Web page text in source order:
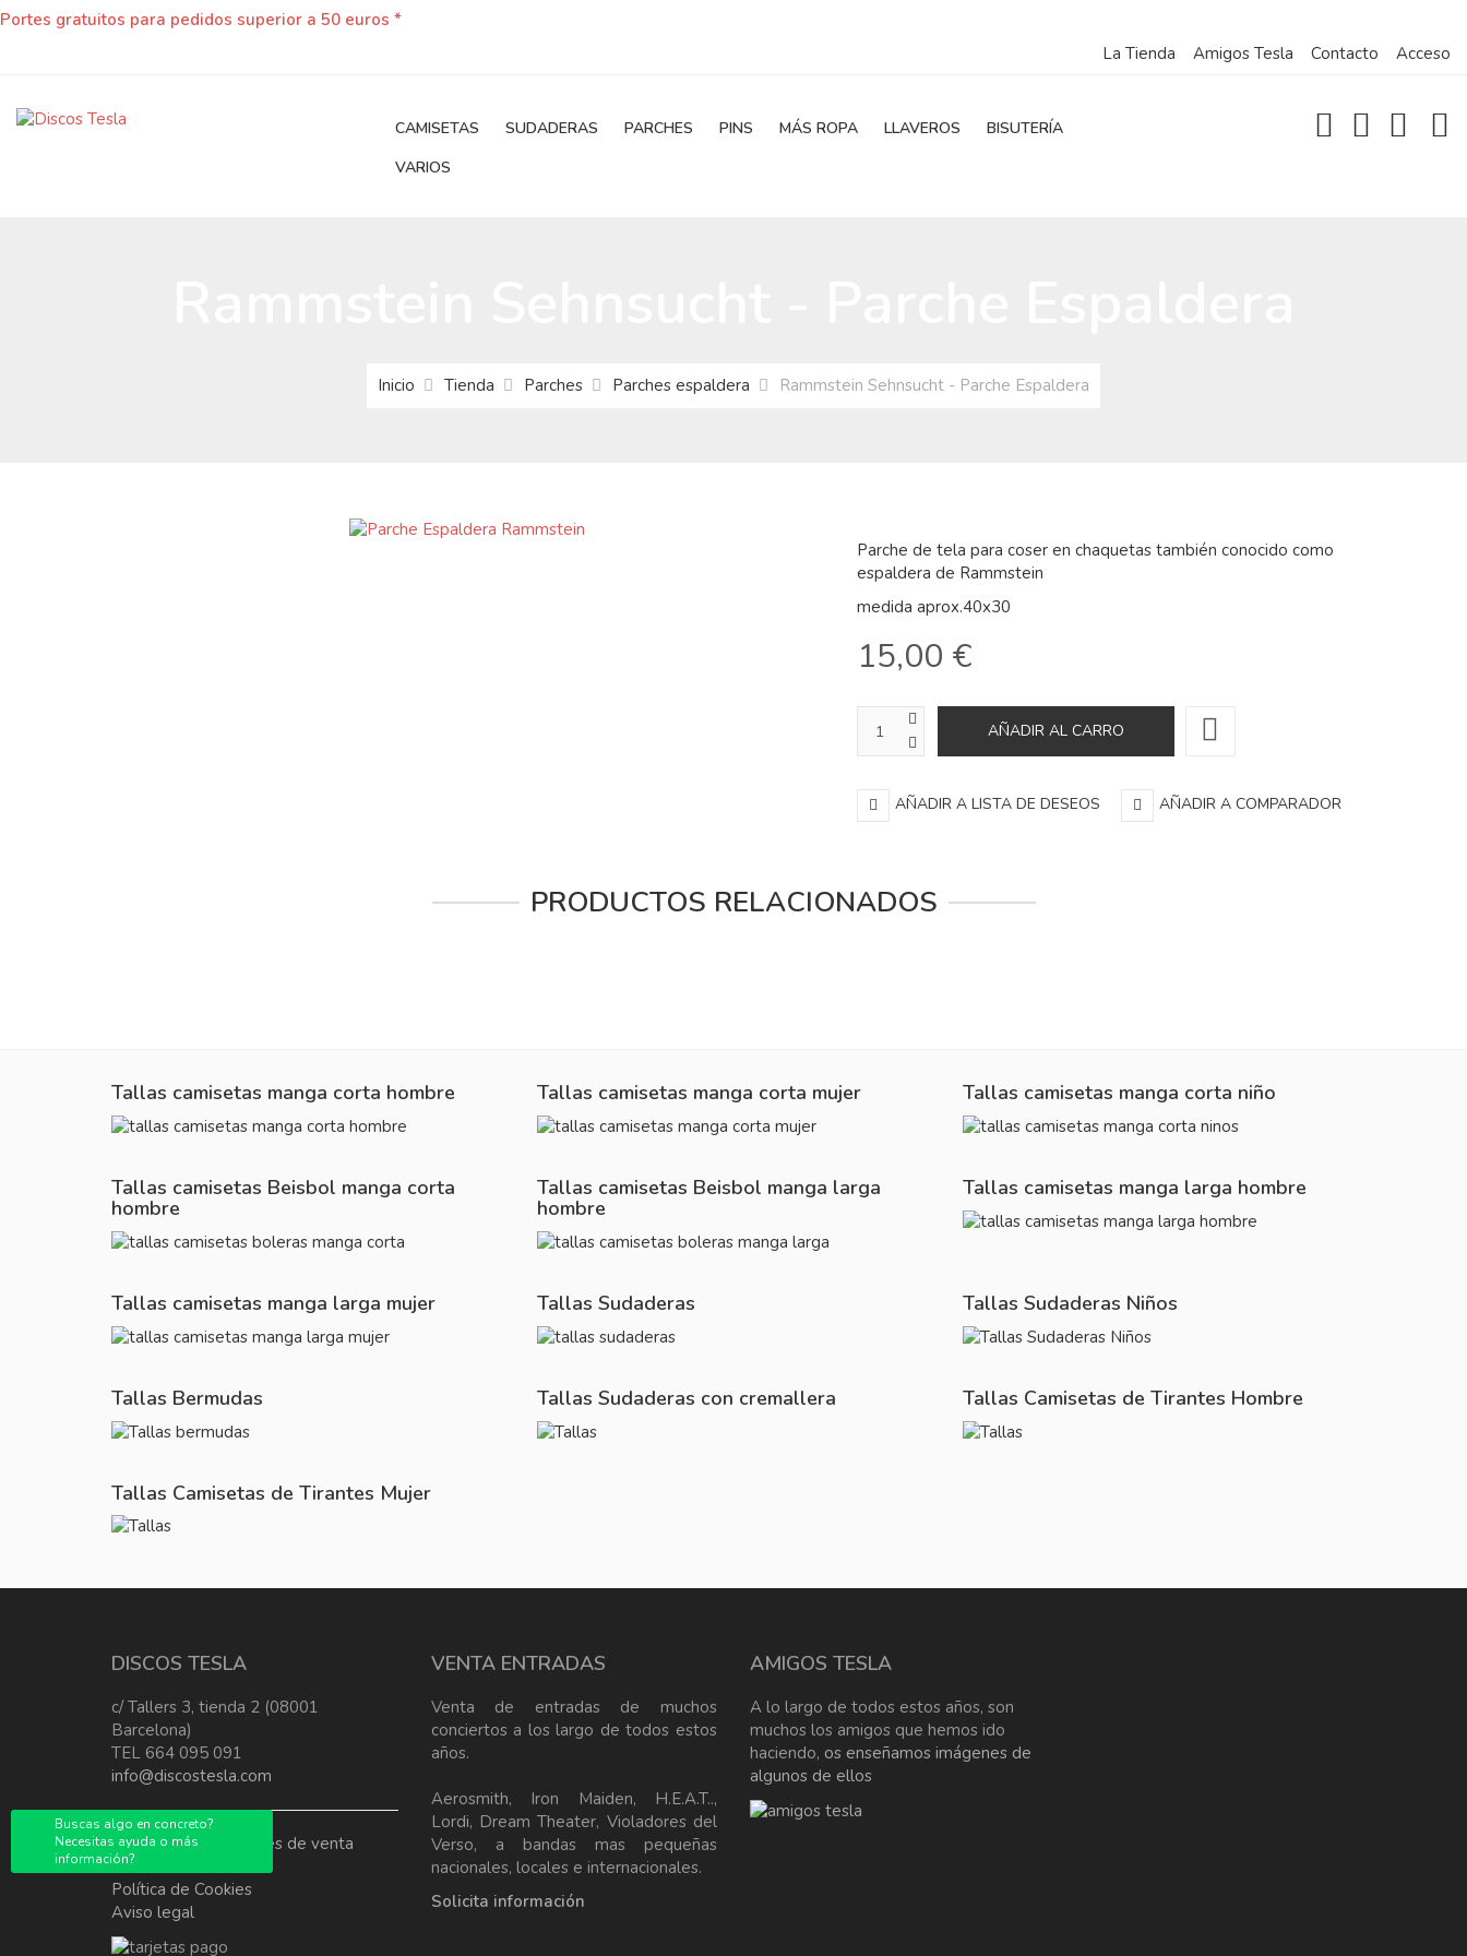
Portes gratuitos para pedidos superior a 50 euros *
La Tienda
Amigos Tesla Contacto Acceso
CAMISETAS SUDADERAS PARCHES PINS MÁS ROPA LLAVEROS
BISUTERÍA
VARIOS
Buscas algo en concreto?
Necesitas ayuda o más
información?
Inicio Tienda Parches Parches espaldera Rammstein Sehnsucht - Parche Espaldera
Parche de tela para coser en chaquetas también conocido como
espaldera de Rammstein
medida aprox.40x30
15,00 €
AÑADIR A LISTA DE DESEOS AÑADIR A COMPARADOR
PRODUCTOS RELACIONADOS
Tallas camisetas manga corta hombre Tallas camisetas manga corta mujer Tallas camisetas manga corta niño
Tallas camisetas Beisbol manga corta
hombre
Tallas camisetas Beisbol manga larga
hombre
Tallas camisetas manga larga hombre
Tallas camisetas manga larga mujer Tallas Sudaderas Tallas Sudaderas Niños
Tallas Bermudas Tallas Sudaderas con cremallera Tallas Camisetas de Tirantes Hombre
Tallas Camisetas de Tirantes Mujer
DISCOS TESLA
c/ Tallers 3, tienda 2 (08001
Barcelona)
TEL 664 095 091
info@discostesla.com
Terminos y condiciones de venta
Política de Privacidad
Política de Cookies
Aviso legal
VENTA ENTRADAS
Venta de entradas de muchos
conciertos a los largo de todos estos
años.
Aerosmith, Iron Maiden, H.E.A.T..,
Lordi, Dream Theater, Violadores del
Verso, a bandas mas pequeñas
nacionales, locales e internacionales.
Solicita información
AMIGOS TESLA
A lo largo de todos estos años, son
muchos los amigos que hemos ido
haciendo, os enseñamos imágenes de
algunos de ellos